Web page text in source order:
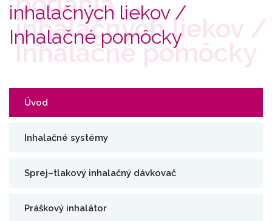
inhalačných liekov /
Inhalačné pomôcky
Úvod
Inhalačné systémy
Sprej–tlakový inhalačný dávkovač
Práškový inhalátor